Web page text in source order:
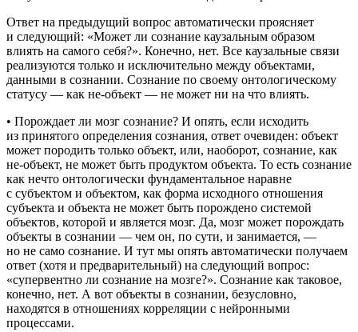
Ответ на предыдущий вопрос автоматически проясняет
и следующий: «Может ли сознание каузальным образом
влиять на самого себя?». Конечно, нет. Все каузальные связи
реализуются только и исключительно между объектами,
данными в сознании. Сознание по своему онтологическому
статусу — как не-объект — не может ни на что влиять.
• Порождает ли мозг сознание? И опять, если исходить
из принятого определения сознания, ответ очевиден: объект
может породить только объект, или, наоборот, сознание, как
не-объект, не может быть продуктом объекта. То есть сознание
как нечто онтологически фундаментальное наравне
с субъектом и объектом, как форма исходного отношения
субъекта и объекта не может быть порождено системой
объектов, которой и является мозг. Да, мозг может порождать
объекты в сознании — чем он, по сути, и занимается, —
но не само сознание. И тут мы опять автоматически получаем
ответ (хотя и предварительный) на следующий вопрос:
«супервентно ли сознание на мозге?». Сознание как таковое,
конечно, нет. А вот объекты в сознании, безусловно,
находятся в отношениях корреляции с нейронными
процессами.